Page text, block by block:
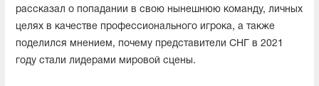
рассказал о попадании в свою нынешнюю команду, личных
целях в качестве профессионального игрока, а также
поделился мнением, почему представители СНГ в 2021
году стали лидерами мировой сцены.